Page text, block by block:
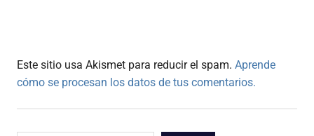
Este sitio usa Akismet para reducir el spam. Aprende
cómo se procesan los datos de tus comentarios.